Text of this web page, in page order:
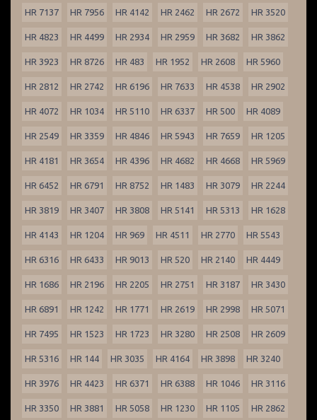
HR 7137 HR 7956 HR 4142 HR 2462 HR 2672 HR 3520
HR 4823 HR 4499 HR 2934 HR 2959 HR 3682 HR 3862
HR 3923 HR 8726 HR 483 HR 1952 HR 2608 HR 5960
HR 2812 HR 2742 HR 6196 HR 7633 HR 4538 HR 2902
HR 4072 HR 1034 HR 5110 HR 6337 HR 500 HR 4089
HR 2549 HR 3359 HR 4846 HR 5943 HR 7659 HR 1205
HR 4181 HR 3654 HR 4396 HR 4682 HR 4668 HR 5969
HR 6452 HR 6791 HR 8752 HR 1483 HR 3079 HR 2244
HR 3819 HR 3407 HR 3808 HR 5141 HR 5313 HR 1628
HR 4143 HR 1204 HR 969 HR 4511 HR 2770 HR 5543
HR 6316 HR 6433 HR 9013 HR 520 HR 2140 HR 4449
HR 1686 HR 2196 HR 2205 HR 2751 HR 3187 HR 3430
HR 6891 HR 1242 HR 1771 HR 2619 HR 2998 HR 5071
HR 7495 HR 1523 HR 1723 HR 3280 HR 2508 HR 2609
HR 5316 HR 144 HR 3035 HR 4164 HR 3898 HR 3240
HR 3976 HR 4423 HR 6371 HR 6388 HR 1046 HR 3116
HR 3350 HR 3881 HR 5058 HR 1230 HR 1105 HR 2862